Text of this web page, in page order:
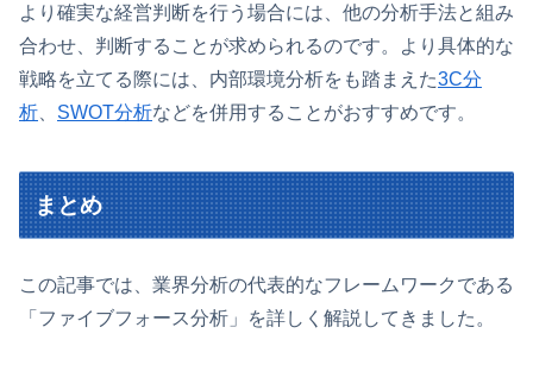
より確実な経営判断を行う場合には、他の分析手法と組み
合わせ、判断することが求められるのです。より具体的な
戦略を立てる際には、内部環境分析をも踏まえた3C分
析
SWOT分析などを併用することがおすすめです。
まとめ
この記事では、業界分析の代表的なフレームワークである
「ファイブフォース分析」を詳しく解説してきました。